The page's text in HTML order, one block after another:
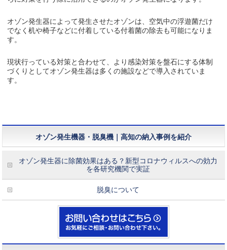
オゾン発生器によって発生させたオゾンは、空気中の浮遊菌だけ
でなく机や椅子などに付着している付着菌の除去も可能になりま
す。
現状行っている対策と合わせて、より感染対策を盤石にする体制
づくりとしてオゾン発生器は多くの施設などで導入されていま
す。
オゾン発生機器・脱臭機｜高知の納入事例を紹介
オゾン発生器に除菌効果はある？新型コロナウィルスへの効力
を各研究機関で実証
脱臭について